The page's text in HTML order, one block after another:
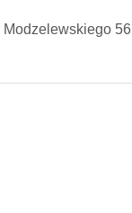
Modzelewskiego 56